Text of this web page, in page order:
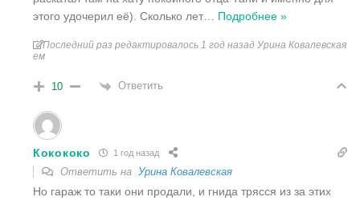
этого удочерил её). Сколько лет
Подробнее »
Последний раз редактировалось 1 год назад Урина Ковалевская
ем
10 Ответить
Кокококо 1 год назад
Ответить на Урина Ковалевская
Но гараж то таки они продали, и гнида трясся из за этих